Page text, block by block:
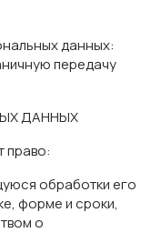
данных:
передачу
ДАННЫХ
право:
обработки его
форме и сроки,
о